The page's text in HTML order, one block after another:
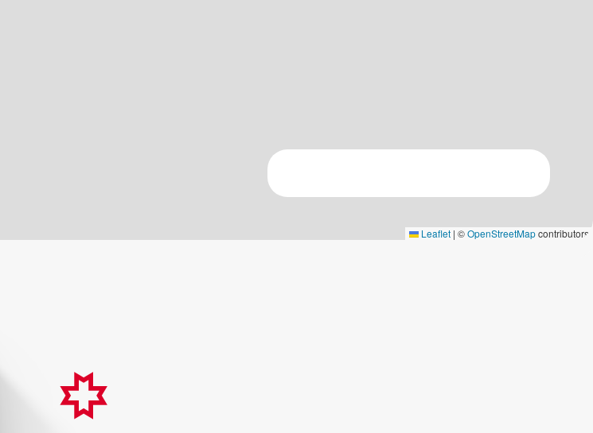
Leaflet | ©OpenStreetMapcontributors